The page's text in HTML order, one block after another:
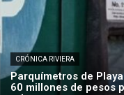
CRÓNICA RIVIERA
Parquímetros de
60 millones de pesos